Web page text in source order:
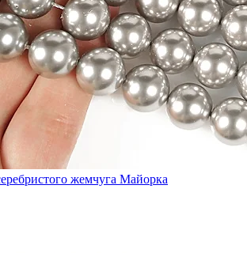
жемчуга Майорка